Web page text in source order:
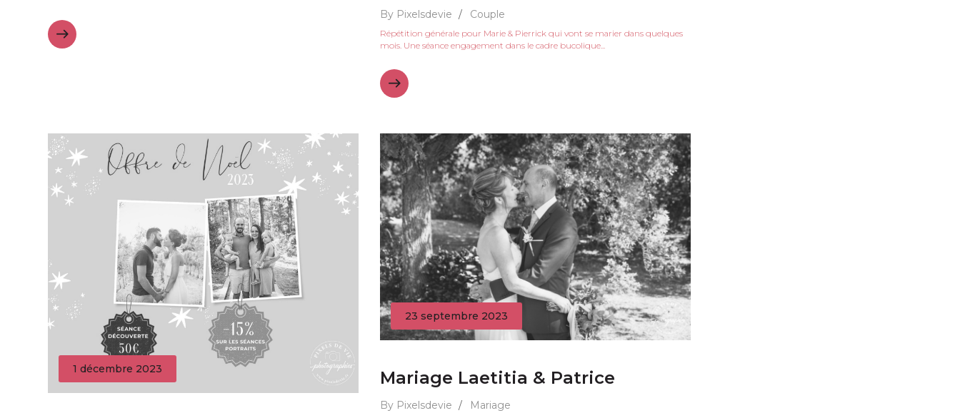
By Pixelsdevie / Couple
Répétition générale pour Marie & Pierrick qui vont se marier dans quelques
mois. Une séance engagement dans le cadre bucolique...
1 décembre 2023
23 septembre 2023
Mariage Laetitia & Patrice
By Pixelsdevie / Mariage